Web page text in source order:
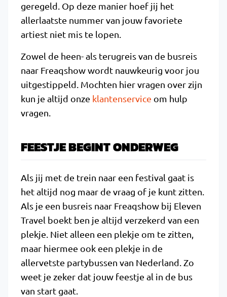
geregeld. Op deze manier hoef jij het
allerlaatste nummer van jouw favoriete
artiest niet mis te lopen.
Zowel de heen- als terugreis van de busreis
naar Freaqshow wordt nauwkeurig voor jou
uitgestippeld. Mochten hier vragen over zijn
kun je altijd onze klantenservice om hulp
vragen.
FEESTJE BEGINT ONDERWEG
Als jij met de trein naar een festival gaat is
het altijd nog maar de vraag of je kunt zitten.
Als je een busreis naar Freaqshow bij Eleven
Travel boekt ben je altijd verzekerd van een
plekje. Niet alleen een plekje om te zitten,
maar hiermee ook een plekje in de
allervetste partybussen van Nederland. Zo
weet je zeker dat jouw feestje al in de bus
van start gaat.